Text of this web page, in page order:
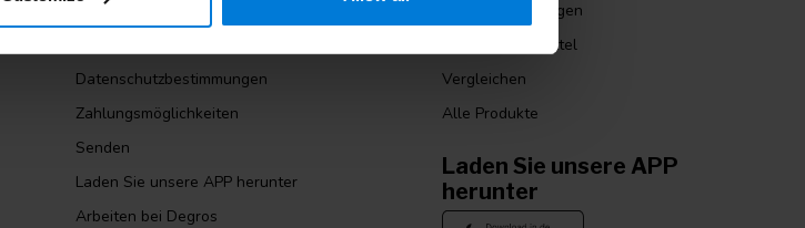
Allgemeine Bedingungen und Konditionen
Datenschutzbestimmungen
Zahlungsmöglichkeiten
Senden
Laden Sie unsere APP herunter
Arbeiten bei Degros
Meine Bestellungen
Mein Wunschzettel
Vergleichen
Alle Produkte
Laden Sie unsere APP
herunter